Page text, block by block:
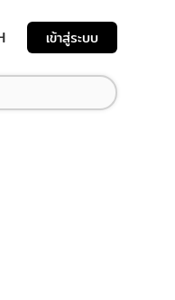
เข้าสู่ระบบ